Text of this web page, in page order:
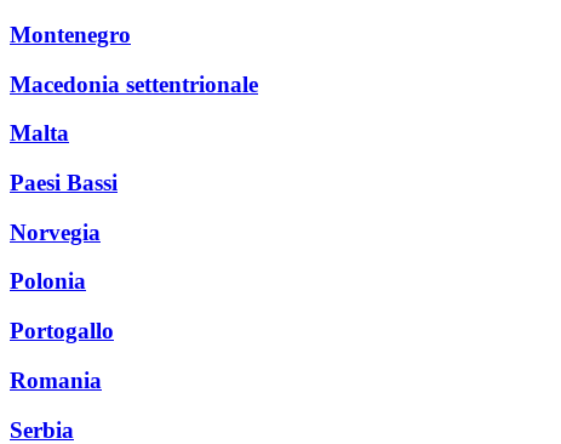
Montenegro
Macedonia settentrionale
Malta
Paesi Bassi
Norvegia
Polonia
Portogallo
Romania
Serbia